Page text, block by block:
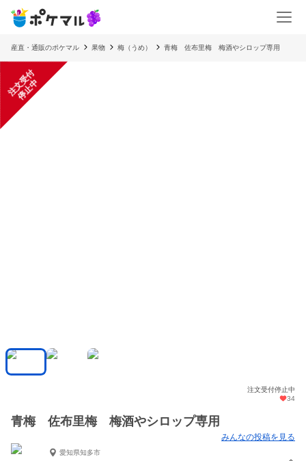
産直・通販のポケマル 果物 梅（うめ） 青梅 佐布里梅 梅酒やシロップ専用
注
文
受
付
停
止
中
注文受付停止中
34
青梅 佐布里梅 梅酒やシロップ専用
みんなの投稿を見る
愛知県知多市